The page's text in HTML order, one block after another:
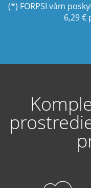
(*) FORPSI vám
6,29 €